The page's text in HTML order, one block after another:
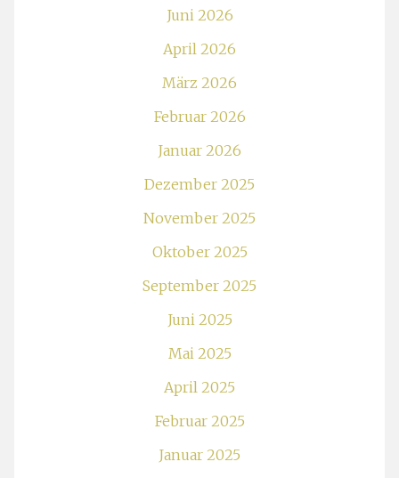
Juni 2026
April 2026
März 2026
Februar 2026
Januar 2026
Dezember 2025
November 2025
Oktober 2025
September 2025
Juni 2025
Mai 2025
April 2025
Februar 2025
Januar 2025